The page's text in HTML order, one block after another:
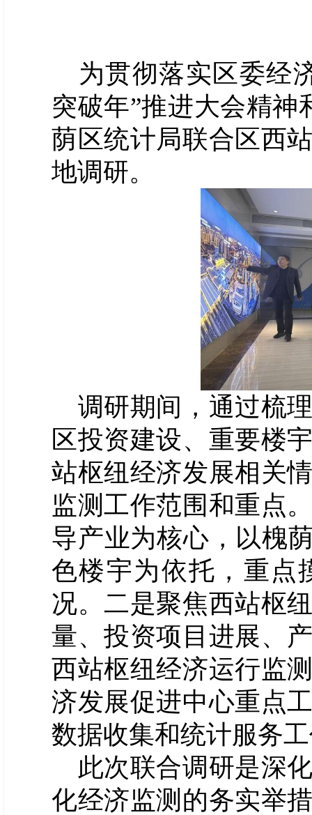
为贯彻落实区委经
突破年”推进大会精神
荫区统计局联合区西
地调研。
调研期间，通过梳
区投资建设、重要楼
站枢纽经济发展相关
监测工作范围和重点
导产业为核心， 以槐
色楼宇为依托，重点
况。二是聚焦西站枢
量、投资项目进展、
西站枢纽经济运行监
济发展促进中心重点
数据收集和统计服务
此次联合调研是深
化经济监测的务实举